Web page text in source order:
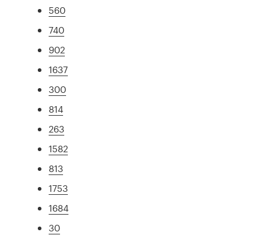
560
740
902
1637
300
814
263
1582
813
1753
1684
30